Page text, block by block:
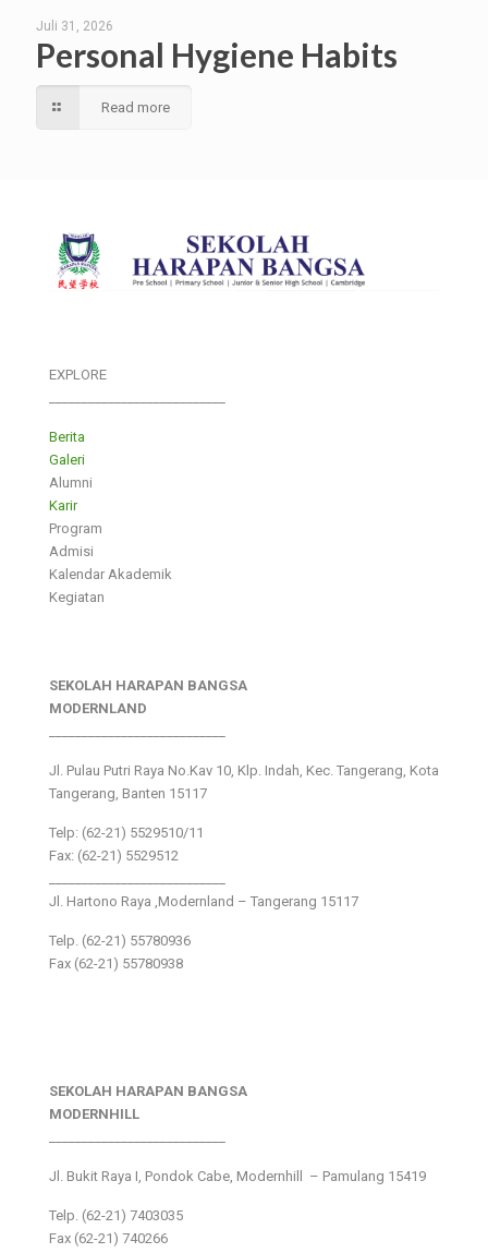
Juli 31, 2026
Personal Hygiene Habits
Read more
EXPLORE
Berita
Galeri
Alumni
Karir
Program
Admisi
Kalendar Akademik
Kegiatan
SEKOLAH HARAPAN BANGSA
MODERNLAND
Jl. Pulau Putri Raya No.Kav 10, Klp. Indah, Kec. Tangerang, Kota
Tangerang, Banten 15117
Telp: (62-21) 5529510/11
Fax: (62-21) 5529512
Jl. Hartono Raya ,Modernland – Tangerang 15117
Telp. (62-21) 55780936
Fax (62-21) 55780938
SEKOLAH HARAPAN BANGSA
MODERNHILL
Jl. Bukit Raya I, Pondok Cabe, Modernhill – Pamulang 15419
Telp. (62-21) 7403035
Fax (62-21) 740266